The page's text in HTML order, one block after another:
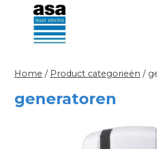
Doorgaan
inhoud
Home / Product categorieën /
generatoren